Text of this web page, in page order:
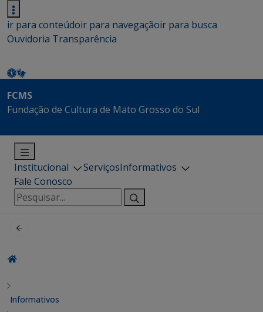
ir para conteúdoir para navegaçãoir para busca
Ouvidoria Transparência
FCMS
Fundação de Cultura de Mato Grosso do Sul
Institucional ServiçosInformativos
Fale Conosco
Pesquisar
por:
Informativos